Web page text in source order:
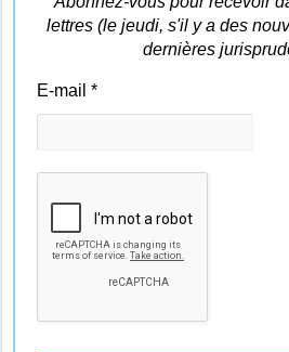
lettres (le jeudi, s'il y a des
dernières
E-mail*